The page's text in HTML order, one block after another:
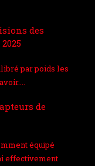
des
par poids les
de
équipé
effectivement